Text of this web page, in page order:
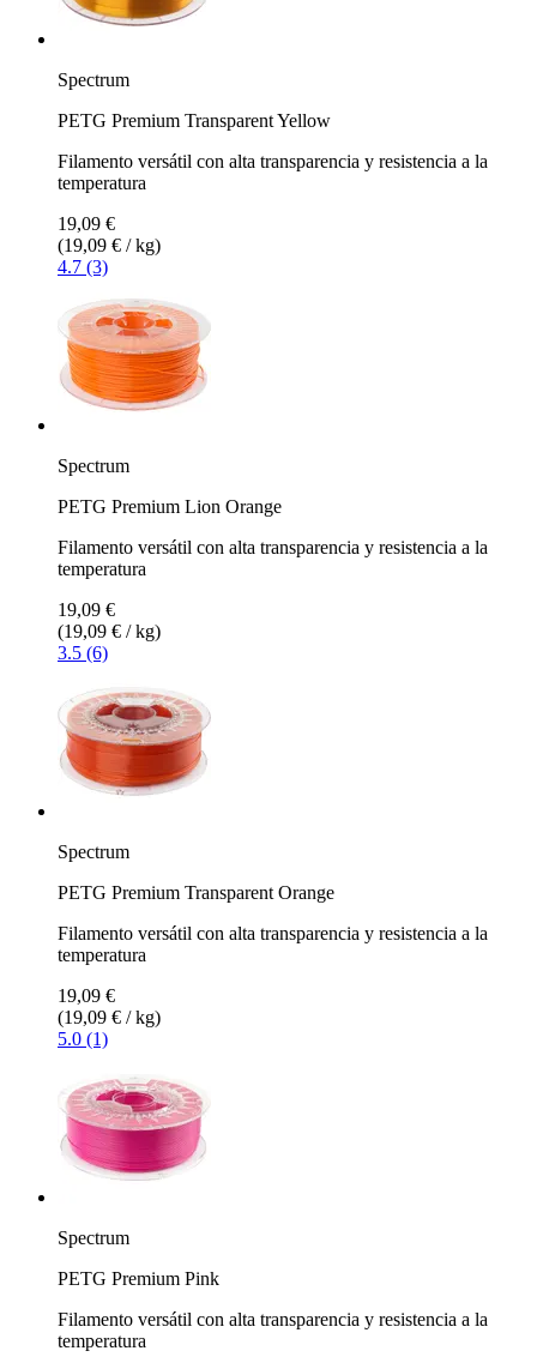
Spectrum
PETG Premium Transparent Yellow
Filamento versátil con alta transparencia y resistencia a la
temperatura
19,09 €
(19,09 € / kg)
4.7 (3)
Spectrum
PETG Premium Lion Orange
Filamento versátil con alta transparencia y resistencia a la
temperatura
19,09 €
(19,09 € / kg)
3.5 (6)
Spectrum
PETG Premium Transparent Orange
Filamento versátil con alta transparencia y resistencia a la
temperatura
19,09 €
(19,09 € / kg)
5.0 (1)
Spectrum
PETG Premium Pink
Filamento versátil con alta transparencia y resistencia a la
temperatura